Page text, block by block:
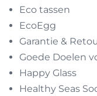
Eco tassen
EcoEgg
Garantie &
Goede Doelen
Happy Glass
Healthy Seas